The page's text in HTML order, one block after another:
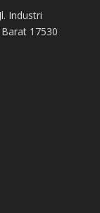
Industri
17530